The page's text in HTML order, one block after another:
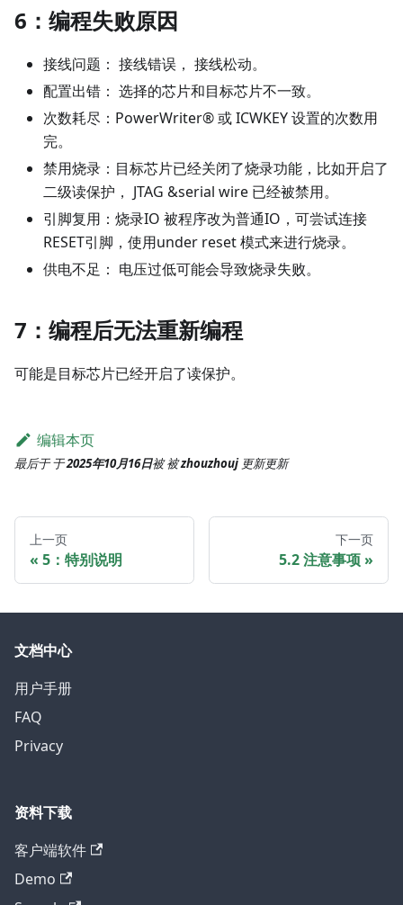
6：编程失败原因
接线问题： 接线错误， 接线松动。
配置出错： 选择的芯片和目标芯片不一致。
次数耗尽：PowerWriter® 或 ICWKEY 设置的次数用
完。
禁用烧录：目标芯片已经关闭了烧录功能，比如开启了
二级读保护， JTAG &serial wire 已经被禁用。
引脚复用：烧录IO 被程序改为普通IO，可尝试连接
RESET引脚，使用under reset 模式来进行烧录。
供电不足： 电压过低可能会导致烧录失败。
7：编程后无法重新编程
可能是目标芯片已经开启了读保护。
编辑本页
最后于于2025年10月16日被被zhouzhouj更新更新
上一页
5：特别说明
下一页
5.2 注意事项
文档中心
用户手册
FAQ
Privacy
资料下载
客户端软件
Demo